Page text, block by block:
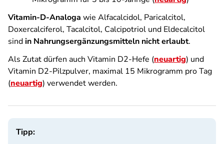
Vitamin-D-Analoga wie Alfacalcidol, Paricalcitol,
Doxercalciferol, Tacalcitol, Calcipotriol und Eldecalcitol
sindin Nahrungsergänzungsmitteln nicht erlaubt.
Als Zutat dürfen auch Vitamin D2-Hefe (neuartig) und
Vitamin D2-Pilzpulver, maximal 15 Mikrogramm pro Tag
(neuartig) verwendet werden.
Tipp: